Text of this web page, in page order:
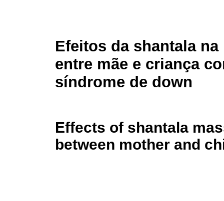
Efeitos da shantala na
entre mãe e criança
síndrome de down
Effects of shantala
between mother and